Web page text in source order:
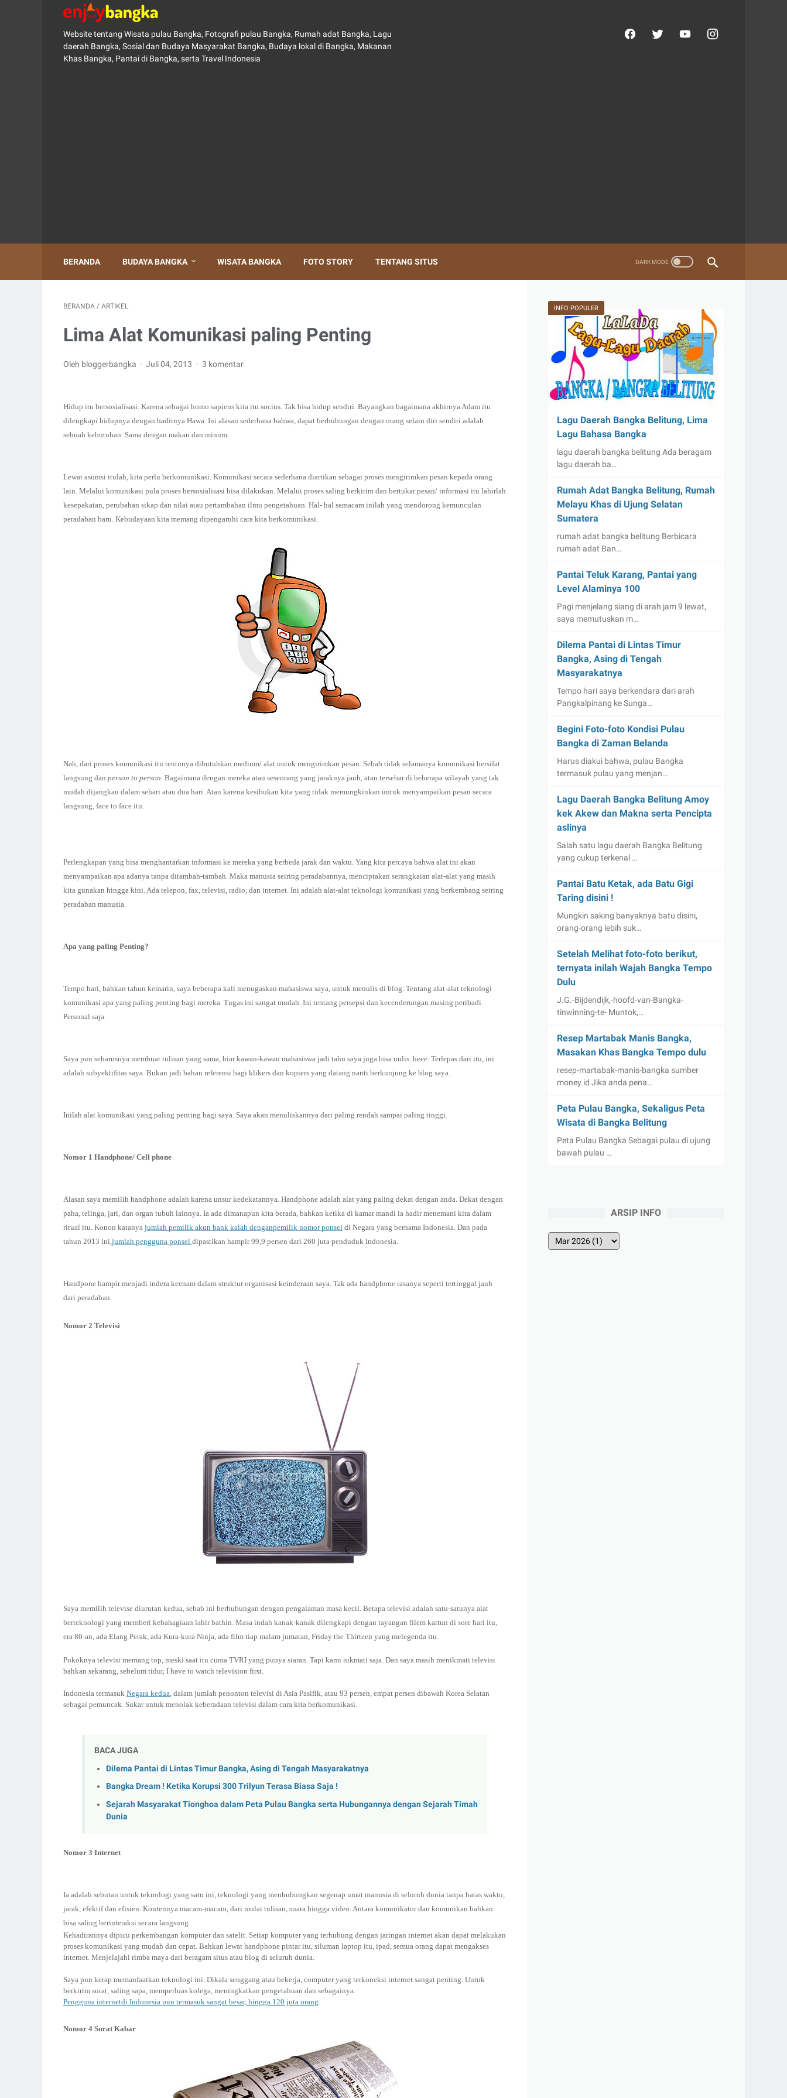
Website tentang Wisata pulau Bangka, Fotografi pulau Bangka, Rumah adat Bangka, Lagu
daerah Bangka, Sosial dan Budaya Masyarakat Bangka, Budaya lokal di Bangka, Makanan
Khas Bangka, Pantai di Bangka, serta Travel Indonesia
BERANDA BUDAYA BANGKA WISATA BANGKA FOTO STORY TENTANG SITUS
BERANDA / ARTIKEL
Lima Alat Komunikasi paling Penting
Oleh bloggerbangka Juli 04, 2013 3 komentar
Hidup itu bersosialisasi. Karena sebagai homo sapiens kita itu socius. Tak bisa hidup sendiri. Bayangkan bagaimana akhirnya Adam itu
dilengkapi hidupnya dengan hadirnya Hawa. Ini alasan sederhana bahwa, dapat berhubungan dengan orang selain diri sendiri adalah
sebuah kebutuhan. Sama dengan makan dan minum.
Lewat asumsi itulah, kita perlu berkomunikasi. Komunikasi secara sederhana diartikan sebagai proses mengirimkan pesan kepada orang
lain. Melalui komunikasi pula proses bersosialisasi bisa dilakukan. Melalui proses saling berkirim dan bertukar pesan/ informasi itu lahirlah
kesepakatan, perubahan sikap dan nilai atau pertambahan ilmu pengetahuan. Hal- hal semacam inilah yang mendorong kemunculan
peradaban baru. Kebudayaan kita memang dipengaruhi cara kita berkomunikasi.
Nah, dari proses komunikasi itu tentunya dibutuhkan medium/ alat untuk mengirimkan pesan. Sebab tidak selamanya komunikasi bersifat
langsung dan person to person. Bagaimana dengan mereka atau seseorang yang jaraknya jauh, atau tersebar di beberapa wilayah yang tak
mudah dijangkau dalam sehari atau dua hari. Atau karena kesibukan kita yang tidak memungkinkan untuk menyampaikan pesan secara
langsung, face to face itu.
Perlengkapan yang bisa menghantarkan informasi ke mereka yang berbeda jarak dan waktu. Yang kita percaya bahwa alat ini akan
menyampaikan apa adanya tanpa ditambah-tambah. Maka manusia seiring peradabannya, menciptakan serangkaian alat-alat yang masih
kita gunakan hingga kini. Ada telepon, fax, televisi, radio, dan internet. Ini adalah alat-alat teknologi komunikasi yang berkembang seiring
peradaban manusia.
Apa yang paling Penting?
Tempo hari, bahkan tahun kemarin, saya beberapa kali menugaskan mahasiswa saya, untuk menulis di blog. Tentang alat-alat teknologi
komunikasi apa yang paling penting bagi mereka. Tugas ini sangat mudah. Ini tentang persepsi dan kecenderungan masing peribadi.
Personal saja.
Saya pun seharusnya membuat tulisan yang sama, biar kawan-kawan mahasiswa jadi tahu saya juga bisa nulis..heee. Terlepas dari itu, ini
adalah subyektifitas saya. Bukan jadi bahan referensi bagi klikers dan kopiers yang datang nanti berkunjung ke blog saya.
Inilah alat komunikasi yang paling penting bagi saya. Saya akan menuliskannya dari paling rendah sampai paling tinggi.
Nomor 1 Handphone/ Cell phone
Alasan saya memilih handphone adalah karena unsur kedekatannya. Handphone adalah alat yang paling dekat dengan anda. Dekat dengan
paha, telinga, jari, dan organ tubuh lainnya. Ia ada dimanapun kita berada, bahkan ketika di kamar mandi ia hadir menemani kita dalam
ritual itu. Konon katanya jumlah pemilik akun bank kalah denganpemilik nomor ponsel di Negara yang bernama Indonesia. Dan pada
tahun 2013 ini,jumlah pengguna ponsel dipastikan hampir 99,9 persen dari 260 juta penduduk Indonesia.
Handpone hampir menjadi indera keenam dalam struktur organisasi keinderaan saya. Tak ada handphone rasanya seperti tertinggal jauh
dari peradaban.
Nomor 2 Televisi
Saya memilih televise diurutan kedua, sebab ini berhubungan dengan pengalaman masa kecil. Betapa televisi adalah satu-satunya alat
berteknologi yang memberi kebahagiaan lahir bathin. Masa indah kanak-kanak dilengkapi dengan tayangan filem kartun di sore hari itu,
era 80-an, ada Elang Perak, ada Kura-kura Ninja, ada film tiap malam jumatan, Friday the Thirteen yang melegenda itu.
Pokoknya televisi memang top, meski saat itu cuma TVRI yang punya siaran. Tapi kami nikmati saja. Dan saya masih menikmati televisi
bahkan sekarang, sebelum tidur, I have to watch television first.
Indonesia termasuk Negara kedua, dalam jumlah penonton televisi di Asia Pasifik, atau 93 persen, empat persen dibawah Korea Selatan
sebagai pemuncak. Sukar untuk menolak keberadaan televisi dalam cara kita berkomunikasi.
BACA JUGA
Dilema Pantai di Lintas Timur Bangka, Asing di Tengah Masyarakatnya
Bangka Dream ! Ketika Korupsi 300 Trilyun Terasa Biasa Saja !
Sejarah Masyarakat Tionghoa dalam Peta Pulau Bangka serta Hubungannya dengan Sejarah Timah
Dunia
Nomor 3 Internet
Ia adalah sebutan untuk teknologi yang satu ini, teknologi yang menhubungkan segenap umat manusia di seluruh dunia tanpa batas waktu,
jarak, efektif dan efisien. Kontennya macam-macam, dari mulai tulisan, suara hingga video. Antara komunikator dan komunikan bahkan
bisa saling berinteraksi secara langsung.
Kehadirannya dipicu perkembangan komputer dan satelit. Setiap komputer yang terhubung dengan jaringan internet akan dapat melakukan
proses komunikasi yang mudah dan cepat. Bahkan lewat handphone pintar itu, siluman laptop itu, ipad, semua orang dapat mengakses
internet. Menjelajahi rimba maya dari beragam situs atau blog di seluruh dunia.
Saya pun kerap memanfaatkan teknologi ini. Dikala senggang atau bekerja, computer yang terkoneksi internet sangat penting. Untuk
berkirim surat, saling sapa, memperluas kolega, meningkatkan pengetahuan dan sebagainya.
Pengguna internetdi Indonesia pun termasuk sangat besar, hingga 120 juta orang.
Nomor 4 Surat Kabar
INFO POPULER
Lagu Daerah Bangka Belitung, Lima
Lagu Bahasa Bangka
lagu daerah bangka belitung Ada beragam
lagu daerah ba…
Rumah Adat Bangka Belitung, Rumah
Melayu Khas di Ujung Selatan
Sumatera
rumah adat bangka belitung Berbicara
rumah adat Ban…
Pantai Teluk Karang, Pantai yang
Level Alaminya 100
Pagi menjelang siang di arah jam 9 lewat,
saya memutuskan m…
Dilema Pantai di Lintas Timur
Bangka, Asing di Tengah
Masyarakatnya
Tempo hari saya berkendara dari arah
Pangkalpinang ke Sunga…
Begini Foto-foto Kondisi Pulau
Bangka di Zaman Belanda
Harus diakui bahwa, pulau Bangka
termasuk pulau yang menjan…
Lagu Daerah Bangka Belitung Amoy
kek Akew dan Makna serta Pencipta
aslinya
Salah satu lagu daerah Bangka Belitung
yang cukup terkenal …
Pantai Batu Ketak, ada Batu Gigi
Taring disini !
Mungkin saking banyaknya batu disini,
orang-orang lebih suk…
Setelah Melihat foto-foto berikut,
ternyata inilah Wajah Bangka Tempo
Dulu
J.G.-Bijdendijk,-hoofd-van-Bangka-
tinwinning-te- Muntok,…
Resep Martabak Manis Bangka,
Masakan Khas Bangka Tempo dulu
resep-martabak-manis-bangka sumber
money.id Jika anda pena…
Peta Pulau Bangka, Sekaligus Peta
Wisata di Bangka Belitung
Peta Pulau Bangka Sebagai pulau di ujung
bawah pulau …
ARSIP INFO